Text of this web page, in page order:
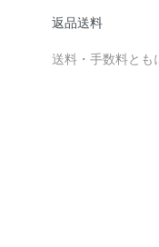
返品送料
送料・手数料とも